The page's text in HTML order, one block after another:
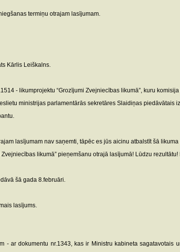
termiņu otrajam lasījumam.
Kārlis Leiškalns.
- likumprojektu “Grozījumi Zvejniecības likumā”, kuru
ministrijas parlamentārās sekretāres Slaidiņas
lasījumam nav saņemti, tāpēc es jūs aicinu atbalstīt šā
likumā” pieņemšanu otrajā lasījumā! Lūdzu
šā gada 8.februāri.
lasījums.
ar dokumentu nr.1343, kas ir Ministru kabineta